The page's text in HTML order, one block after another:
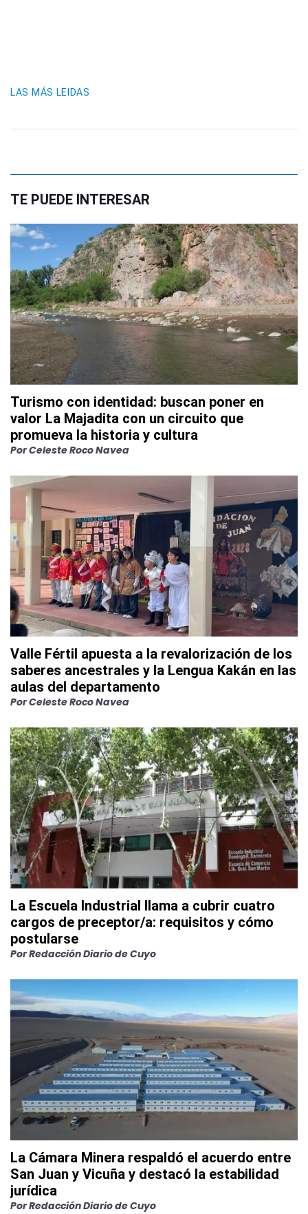
LAS MÁS LEIDAS
TE PUEDE INTERESAR
Turismo con identidad: buscan poner en
valor La Majadita con un circuito que
promueva la historia y cultura
PorCeleste Roco Navea
Valle Fértil apuesta a la revalorización de los
saberes ancestrales y la Lengua Kakán en las
aulas del departamento
PorCeleste Roco Navea
La Escuela Industrial llama a cubrir cuatro
cargos de preceptor/a: requisitos y cómo
postularse
PorRedacción Diario de Cuyo
La Cámara Minera respaldó el acuerdo entre
San Juan y Vicuña y destacó la estabilidad
jurídica
PorRedacción Diario de Cuyo